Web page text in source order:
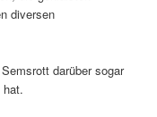
diversen
darüber sogar